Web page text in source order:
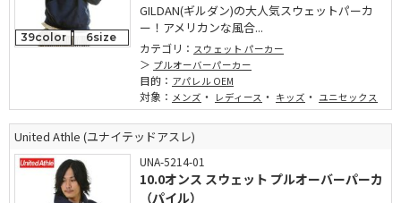
39color 6size
GILDAN(ギルダン)の大人気スウェットパーカ
ー！アメリカンな風合...
カテゴリ： スウェット パーカー
プルオーバーパーカー
目的： アパレル OEM
対象： メンズ ・ レディース ・ キッズ ・ ユニセックス
United Athle (ユナイテッドアスレ)
UNA-5214-01
10.0オンス スウェット プルオーバーパーカ
（パイル）